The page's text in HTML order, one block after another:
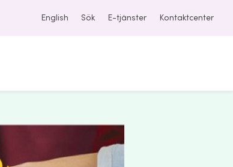
English Sök E-tjänster Kontaktcenter